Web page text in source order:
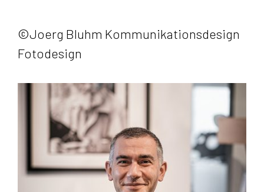
©️Joerg Bluhm Kommunikationsdesign
Fotodesign